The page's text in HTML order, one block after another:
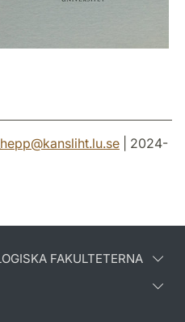
@kansliht.lu.se | 2024-
FAKULTETERNA